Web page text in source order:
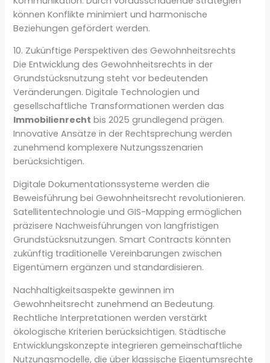
können Konflikte minimiert und harmonische
Beziehungen gefördert werden.
10. Zukünftige Perspektiven des Gewohnheitsrechts
Die Entwicklung des Gewohnheitsrechts in der
Grundstücksnutzung steht vor bedeutenden
Veränderungen. Digitale Technologien und
gesellschaftliche Transformationen werden das
Immobilienrecht bis 2025 grundlegend prägen.
Innovative Ansätze in der Rechtsprechung werden
zunehmend komplexere Nutzungsszenarien
berücksichtigen.
Digitale Dokumentationssysteme werden die
Beweisführung bei Gewohnheitsrecht revolutionieren.
Satellitentechnologie und GIS-Mapping ermöglichen
präzisere Nachweisführungen von langfristigen
Grundstücksnutzungen. Smart Contracts könnten
zukünftig traditionelle Vereinbarungen zwischen
Eigentümern ergänzen und standardisieren.
Nachhaltigkeitsaspekte gewinnen im
Gewohnheitsrecht zunehmend an Bedeutung.
Rechtliche Interpretationen werden verstärkt
ökologische Kriterien berücksichtigen. Städtische
Entwicklungskonzepte integrieren gemeinschaftliche
Nutzungsmodelle, die über klassische Eigentumsrechte